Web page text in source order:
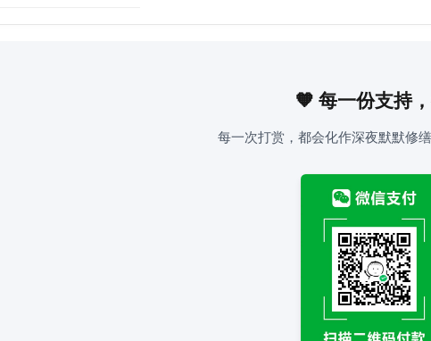
🧡 每一份支持
每一次打赏，都会化作深夜默默修